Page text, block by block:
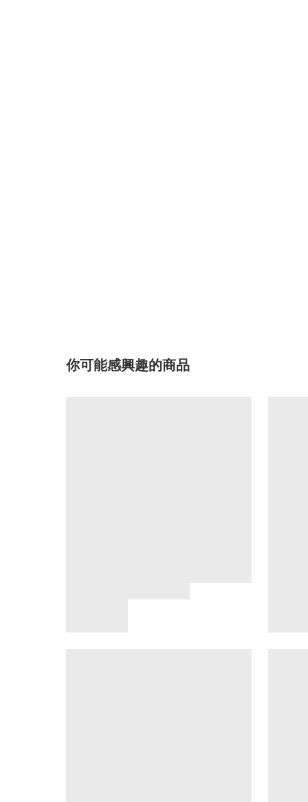
你可能感興趣的商品